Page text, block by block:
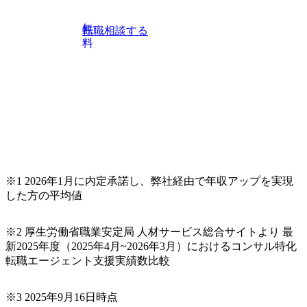
ンサルタントも登壇しますので、当社へ気になることや転
職後のご不安な事はその場でご質問いただけますので、ぜ
承ください。 【服装・持ち物】 ・特になし カジュアルな服
装でご参加ください。 【募集ポジション】 ITコンサルタン
定 ・全社デジタルトランスフォーメーション企画構想 ・業
務/組織/システムの現状分析/RPA選定/導入/実装 ・プライベ
ート/パブリッククラウド導入 ・AI活用による業務効率化/
企画 ・Disruptive Technologyを活用した新規事業の立案/推
無
料
転職相談する
※1 2026年1月に内定承諾し、弊社経由で年収アップを実現
した方の平均値
※2 厚生労働省職業安定局 人材サービス総合サイトより 最
新2025年度（2025年4月~2026年3月）におけるコンサル特化
転職エージェント支援実績数比較
※3 2025年9月16日時点